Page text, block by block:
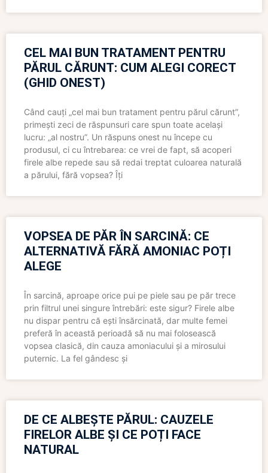
CEL MAI BUN TRATAMENT PENTRU
PĂRUL CĂRUNT: CUM ALEGI CORECT
(GHID ONEST)
Când cauți „cel mai bun tratament pentru părul cărunt”,
primești zeci de răspunsuri care spun toate același
lucru: „al nostru”. Un răspuns onest nu începe cu
produsul, ci cu întrebarea: ce vrei de fapt, să acoperi
firele albe repede sau să redai treptat culoarea naturală
a părului, fără vopsea? Îți
VOPSEA DE PĂR ÎN SARCINĂ: CE
ALTERNATIVĂ FĂRĂ AMONIAC POȚI
ALEGE
În sarcină, aproape orice pui pe piele sau pe păr trece
prin filtrul unei singure întrebări: este sigur? Firele albe
nu dispar pentru că ești însărcinată, dar multe femei
preferă în această perioadă să nu mai folosească
vopsea clasică, din cauza amoniacului și a mirosului
puternic. La fel gândesc și
DE CE ALBEȘTE PĂRUL: CAUZELE
FIRELOR ALBE ȘI CE POȚI FACE
NATURAL